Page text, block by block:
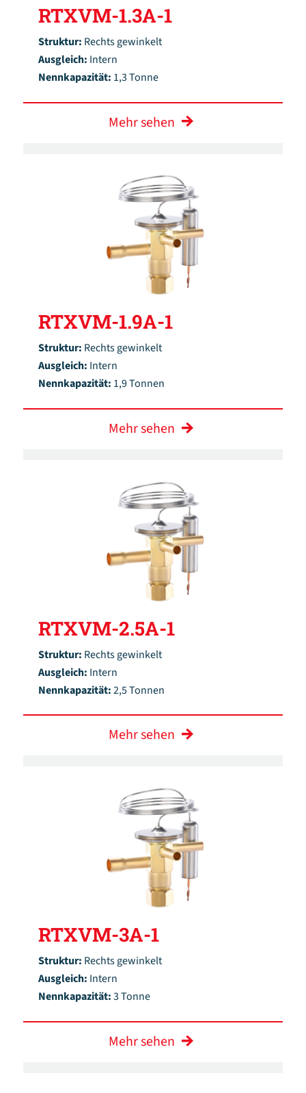
RTXVM-1.3A-1
Struktur: Rechts gewinkelt
Ausgleich: Intern
Nennkapazität: 1,3 Tonne
Mehr sehen
RTXVM-1.9A-1
Struktur: Rechts gewinkelt
Ausgleich: Intern
Nennkapazität: 1,9 Tonnen
Mehr sehen
RTXVM-2.5A-1
Struktur: Rechts gewinkelt
Ausgleich: Intern
Nennkapazität:2,5 Tonnen
Mehr sehen
RTXVM-3A-1
Struktur: Rechts gewinkelt
Ausgleich: Intern
Nennkapazität:3 Tonne
Mehr sehen